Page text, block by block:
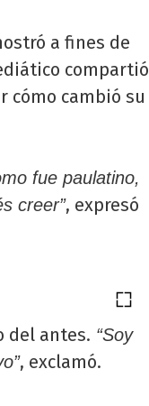
a fines de
compartió
cómo cambió su
fue paulatino,
creer”, expresó
del antes. “Soy
, exclamó.